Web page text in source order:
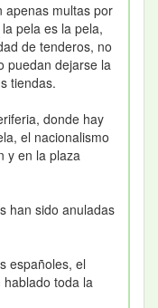
apenas multas por
pela es la pela,
de tenderos, no
puedan dejarse la
tiendas.
donde hay
el nacionalismo
y en la plaza
han sido anuladas
españoles, el
toda la